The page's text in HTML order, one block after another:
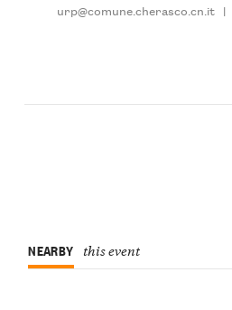
urp@comune.cherasco.cn.it |
NEARBY this event